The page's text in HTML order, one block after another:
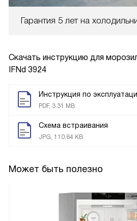
Гарантия 5 лет на
Скачать инструкцию для
IFNd 3924
Инструкция по
PDF, 3.31 MB
Схема встраивания
JPG, 110.64 KB
Может быть полезно